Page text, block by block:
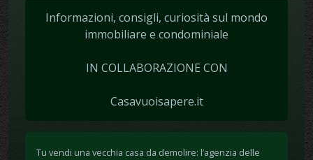
Informazioni, consigli, curiosità sul mondo
immobiliare e condominiale
IN COLLABORAZIONE CON
Casavuoisapere.it
Tu vendi una vecchia casa da demolire: l’agenzia delle